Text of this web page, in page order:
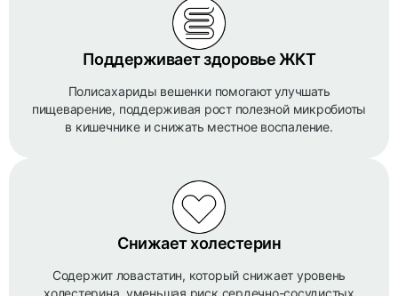
Поддерживает здоровье ЖКТ
Полисахариды вешенки помогают улучшать
пищеварение, поддерживая рост полезной микробиоты
в кишечнике и снижать местное воспаление.
Снижает холестерин
Содержит ловастатин, который снижает уровень
холестерина, уменьшая риск сердечно-сосудистых